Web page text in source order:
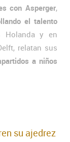
con Asperger,
el talento
Holanda y en
relatan sus
a niños
su ajedrez